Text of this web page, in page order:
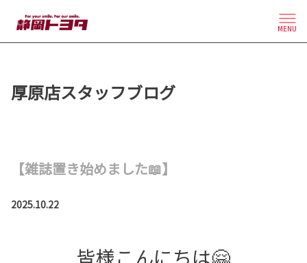
MENU
厚原店スタッフブログ
【雑誌置き始めました📖】
2025.10.22
皆様こんにちは🤗